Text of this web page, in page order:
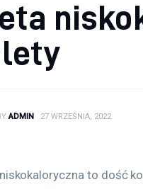
ADMIN 27 WRZEŚNIA, 2022
to dość